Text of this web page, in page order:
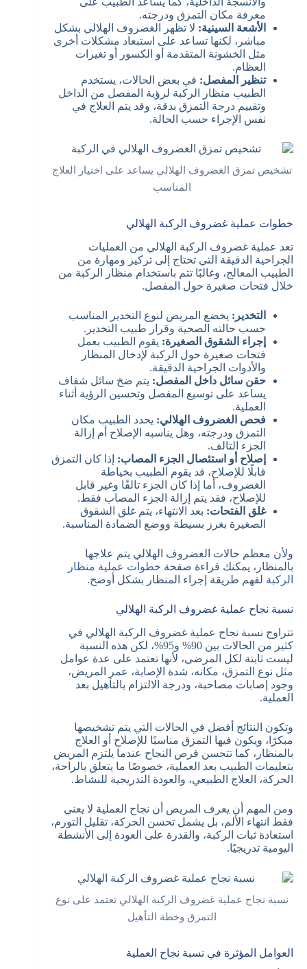
معرفة مكان التمزق ودرجته.
الأشعة السينية: لا تظهر الغضروف الهلالي بشكل
مباشر، لكنها تساعد على استبعاد مشكلات أخرى
مثل الخشونة المتقدمة أو الكسور أو تغيرات
العظام.
تنظير المفصل: في بعض الحالات، يستخدم
الطبيب منظار الركبة لرؤية المفصل من الداخل
وتقييم درجة التمزق بدقة، وقد يتم العلاج في
نفس الإجراء حسب الحالة.
تشخيص تمزق الغضروف الهلالي يساعد على اختيار العلاج
المناسب
خطوات عملية غضروف الركبة الهلالي
تعد عملية غضروف الركبة الهلالي من العمليات
الجراحية الدقيقة التي تحتاج إلى تركيز ومهارة من
الطبيب المعالج، وغالبًا تتم باستخدام منظار الركبة من
خلال فتحات صغيرة حول المفصل.
التخدير: يخضع المريض لنوع التخدير المناسب
حسب حالته الصحية وقرار طبيب التخدير.
إجراء الشقوق الصغيرة: يقوم الطبيب بعمل
فتحات صغيرة حول الركبة لإدخال المنظار
والأدوات الجراحية الدقيقة.
حقن سائل داخل المفصل: يتم ضخ سائل شفاف
يساعد على توسيع المفصل وتحسين الرؤية أثناء
العملية.
فحص الغضروف الهلالي: يحدد الطبيب مكان
التمزق ودرجته، وهل يناسبه الإصلاح أم إزالة
الجزء التالف.
إصلاح أو استئصال الجزء المصاب: إذا كان التمزق
قابلًا للإصلاح، قد يقوم الطبيب بخياطة
الغضروف، أما إذا كان الجزء تالفًا وغير قابل
للإصلاح، فقد يتم إزالة الجزء المصاب فقط.
غلق الفتحات: بعد الانتهاء، يتم غلق الشقوق
الصغيرة بغرز بسيطة ووضع الضمادة المناسبة.
ولأن معظم حالات الغضروف الهلالي يتم علاجها
بالمنظار، يمكنك قراءة صفحة خطوات عملية منظار
الركبة لفهم طريقة إجراء المنظار بشكل أوضح.
نسبة نجاح عملية غضروف الركبة الهلالي
تتراوح نسبة نجاح عملية غضروف الركبة الهلالي في
كثير من الحالات بين 90% و95%، لكن هذه النسبة
ليست ثابتة لكل المرضى، لأنها تعتمد على عدة عوامل
مثل نوع التمزق، مكانه، شدة الإصابة، عمر المريض،
وجود إصابات مصاحبة، ودرجة الالتزام بالتأهيل بعد
العملية.
وتكون النتائج أفضل في الحالات التي يتم تشخيصها
مبكرًا، ويكون فيها التمزق مناسبًا للإصلاح أو العلاج
بالمنظار، كما تتحسن فرص النجاح عندما يلتزم المريض
بتعليمات الطبيب بعد العملية، خصوصًا ما يتعلق بالراحة،
الحركة، العلاج الطبيعي، والعودة التدريجية للنشاط.
ومن المهم أن يعرف المريض أن نجاح العملية لا يعني
فقط انتهاء الألم، بل يشمل تحسن الحركة، تقليل التورم،
استعادة ثبات الركبة، والقدرة على العودة إلى الأنشطة
اليومية تدريجيًا.
نسبة نجاح عملية غضروف الركبة الهلالي تعتمد على نوع
التمزق وخطة التأهيل
العوامل المؤثرة في نسبة نجاح العملية